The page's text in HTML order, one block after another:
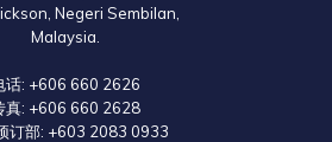
Negeri Sembilan,
Malaysia.
话: +606 660 2626
真: +606 660 2628
订部: +603 2083 0933